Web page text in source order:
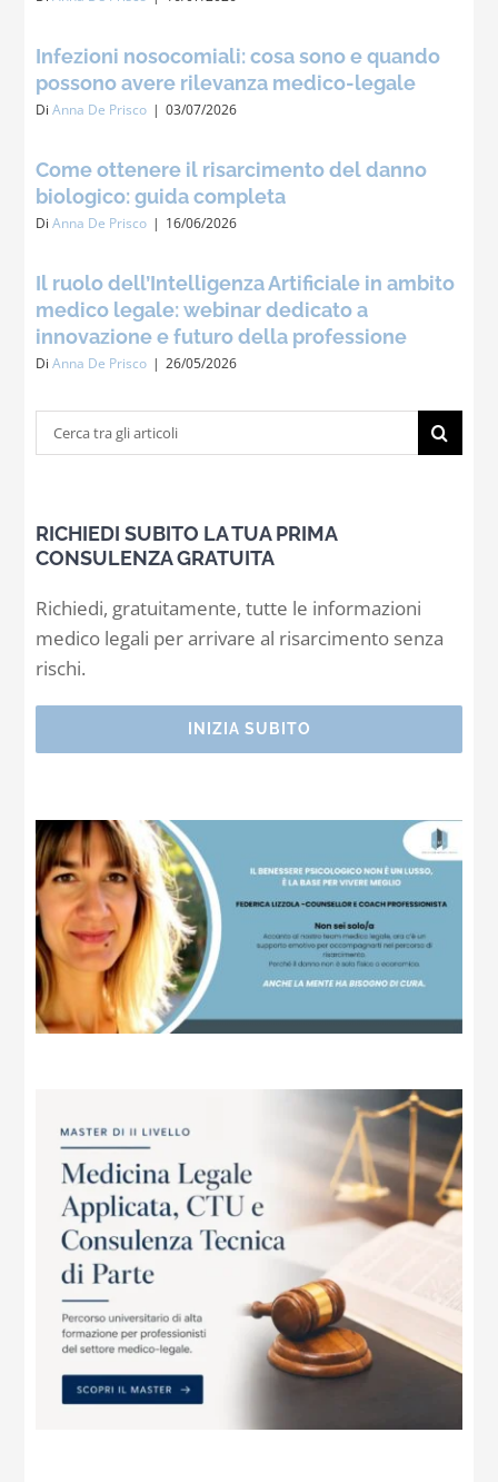
Infezioni nosocomiali: cosa sono e quando
possono avere rilevanza medico-legale
DiAnna De Prisco | 03/07/2026
Come ottenere il risarcimento del danno
biologico: guida completa
DiAnna De Prisco | 16/06/2026
Il ruolo dell’Intelligenza Artificiale in ambito
medico legale: webinar dedicato a
innovazione e futuro della professione
DiAnna De Prisco | 26/05/2026
Cerca
per:
RICHIEDI SUBITO LA TUA PRIMA
CONSULENZA GRATUITA
Richiedi, gratuitamente, tutte le informazioni
medico legali per arrivare al risarcimento senza
rischi.
INIZIA SUBITO